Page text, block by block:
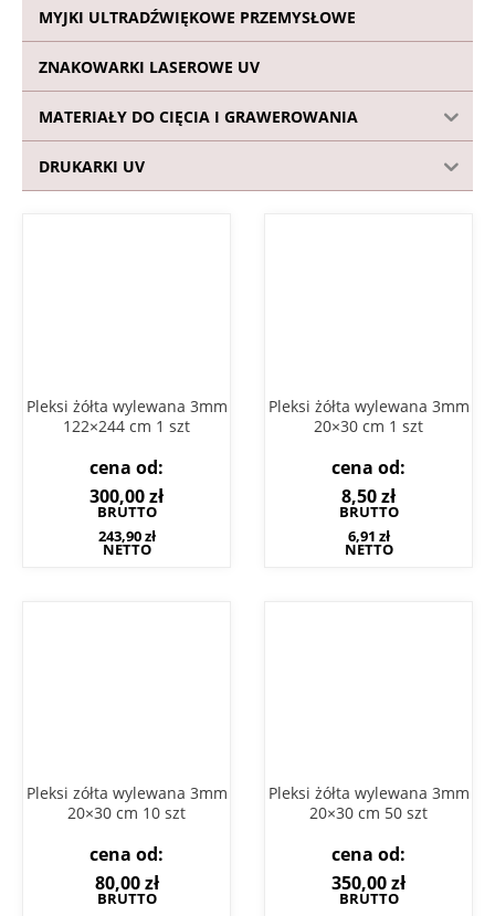
MYJKI ULTRADŹWIĘKOWE PRZEMYSŁOWE
ZNAKOWARKI LASEROWE UV
MATERIAŁY DO CIĘCIA I GRAWEROWANIA
DRUKARKI UV
Pleksi żółta wylewana 3mm
122×244 cm 1 szt
cena od:
300,00zł
BRUTTO
243,90zł
NETTO
Pleksi żółta wylewana 3mm
20×30 cm 1 szt
cena od:
8,50zł
BRUTTO
6,91 zł
NETTO
Pleksi zółta wylewana 3mm
20×30 cm 10 szt
cena od:
80,00zł
BRUTTO
Pleksi żółta wylewana 3mm
20×30 cm 50 szt
cena od:
350,00zł
BRUTTO